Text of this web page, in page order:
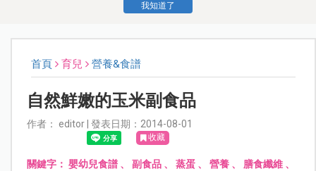
我知道了
首頁 育兒 營養&食譜
自然鮮嫩的玉米副食品
作者： editor | 發表日期：2014-08-01
收藏
關鍵字： 嬰幼兒食譜 、副食品 、蒸蛋 、營養 、 膳食纖維 、